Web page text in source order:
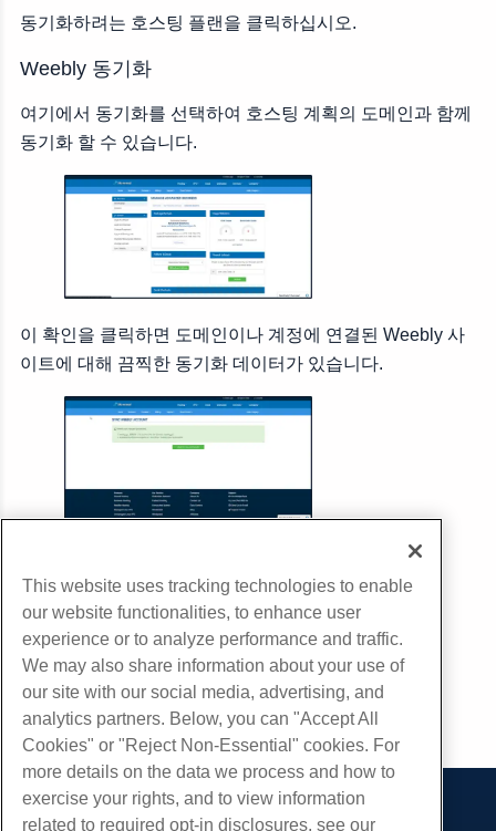
동기화하려는 호스팅 플랜을 클릭하십시오.
Weebly 동기화
여기에서 동기화를 선택하여 호스팅 계획의 도메인과 함께
동기화 할 수 있습니다.
이 확인을 클릭하면 도메인이나 계정에 연결된 Weebly 사
이트에 대해 끔찍한 동기화 데이터가 있습니다.
제품
This website uses tracking technologies to enable
our website functionalities, to enhance user
experience or to analyze performance and traffic.
We may also share information about your use of
our site with our social media, advertising, and
analytics partners. Below, you can "Accept All
Cookies" or "Reject Non-Essential" cookies. For
more details on the data we process and how to
exercise your rights, and to view information
related to required opt-in disclosures, see our